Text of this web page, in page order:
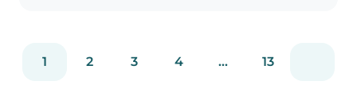
1 2 3 4 ... 13